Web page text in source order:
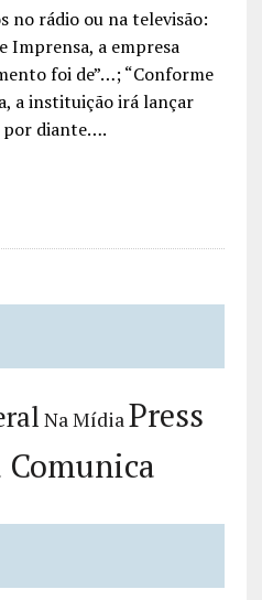
no rádio ou na televisão:
Imprensa, a empresa
foi de”…; “Conforme
a instituição irá lançar
por diante….
Na MídiaPress
Comunica